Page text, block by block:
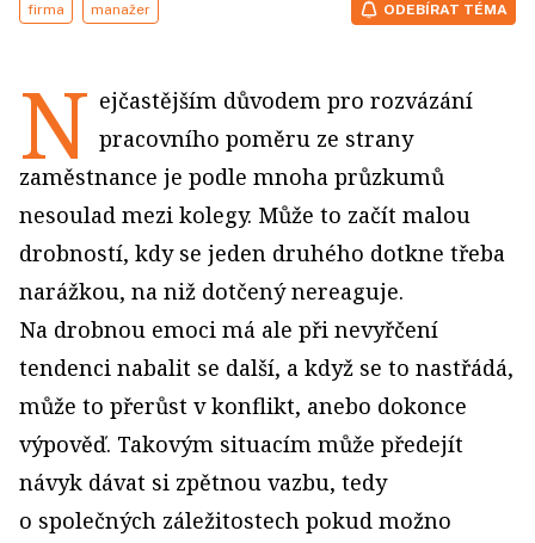
firma manažer ODEBÍRAT TÉMA
N ejčastějším důvodem pro rozvázání
pracovního poměru ze strany
zaměstnance je podle mnoha průzkumů
nesoulad mezi kolegy. Může to začít malou
drobností, kdy se jeden druhého dotkne třeba
narážkou, na niž dotčený nereaguje.
Na drobnou emoci má ale při nevyřčení
tendenci nabalit se další, a když se to nastřádá,
může to přerůst v konflikt, anebo dokonce
výpověď. Takovým situacím může předejít
návyk dávat si zpětnou vazbu, tedy
o společných záležitostech pokud možno